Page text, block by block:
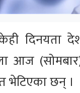
दिनयता
आज
भेटिएका छन् ।